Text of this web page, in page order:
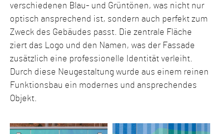
verschiedenen Blau- und Grüntönen, was nicht nur
optisch ansprechend ist, sondern auch perfekt zum
Zweck des Gebäudes passt. Die zentrale Fläche
ziert das Logo und den Namen, was der Fassade
zusätzlich eine professionelle Identität verleiht.
Durch diese Neugestaltung wurde aus einem reinen
Funktionsbau ein modernes und ansprechendes
Objekt.